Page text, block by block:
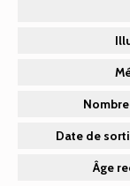
Date de
Âge